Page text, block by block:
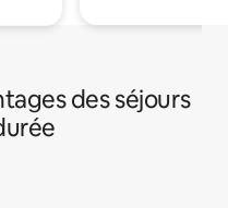
des séjours